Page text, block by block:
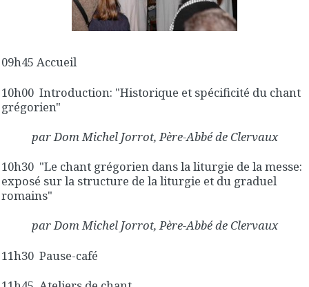
09h45 Accueil
10h00 Introduction: "Historique et spécificité du chant
grégorien"
par Dom Michel Jorrot, Père-Abbé de Clervaux
10h30 "Le chant grégorien dans la liturgie de la messe:
exposé sur la structure de la liturgie et du graduel
romains"
par Dom Michel Jorrot, Père-Abbé de Clervaux
11h30 Pause-café